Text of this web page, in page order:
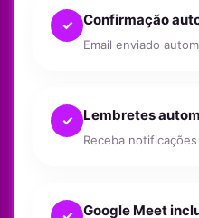
✓ Confirmação
Email enviado
✓ Lembretes
Receba
Google Meet